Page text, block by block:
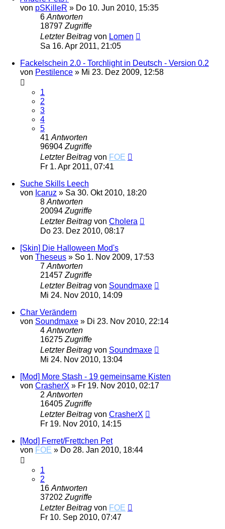
von pSKilleR » Do 10. Jun 2010, 15:35
6 Antworten
18797 Zugriffe
Letzter Beitrag von Lomen
Sa 16. Apr 2011, 21:05
Fackelschein 2.0 - Torchlight in Deutsch - Version 0.2
von Pestilence » Mi 23. Dez 2009, 12:58
1
2
3
4
5
41 Antworten
96904 Zugriffe
Letzter Beitrag von FOE
Fr 1. Apr 2011, 07:41
Suche Skills Leech
von Icaruz » Sa 30. Okt 2010, 18:20
8 Antworten
20094 Zugriffe
Letzter Beitrag von Cholera
Do 23. Dez 2010, 08:17
[Skin] Die Halloween Mod's
von Theseus » So 1. Nov 2009, 17:53
7 Antworten
21457 Zugriffe
Letzter Beitrag von Soundmaxe
Mi 24. Nov 2010, 14:09
Char Verändern
von Soundmaxe » Di 23. Nov 2010, 22:14
4 Antworten
16275 Zugriffe
Letzter Beitrag von Soundmaxe
Mi 24. Nov 2010, 13:04
[Mod] More Stash - 19 gemeinsame Kisten
von CrasherX » Fr 19. Nov 2010, 02:17
2 Antworten
16405 Zugriffe
Letzter Beitrag von CrasherX
Fr 19. Nov 2010, 14:15
[Mod] Ferret/Frettchen Pet
von FOE » Do 28. Jan 2010, 18:44
1
2
16 Antworten
37202 Zugriffe
Letzter Beitrag von FOE
Fr 10. Sep 2010, 07:47